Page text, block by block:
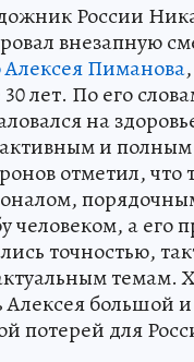
России
внезапную
Алексея Пиманова
лет. По его
на
и полным
отметил, что
человеком, а его
точностью,
темам.
Алексея большой и
потерей для